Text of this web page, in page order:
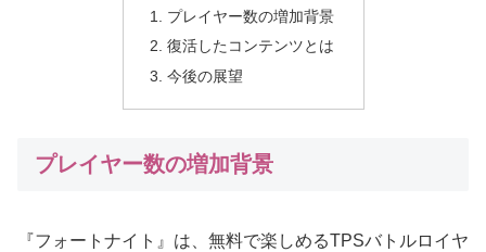
プレイヤー数の増加背景
復活したコンテンツとは
今後の展望
プレイヤー数の増加背景
『フォートナイト』は、無料で楽しめるTPSバトルロイヤ